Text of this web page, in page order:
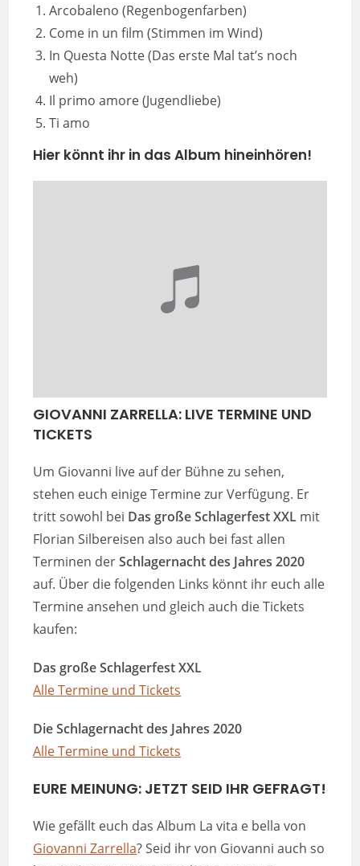
Arcobaleno (Regenbogenfarben)
Come in un film (Stimmen im Wind)
In Questa Notte (Das erste Mal tat’s noch
weh)
Il primo amore (Jugendliebe)
Ti amo
Hier könnt ihr in das Album hineinhören!
GIOVANNI ZARRELLA: LIVE TERMINE UND
TICKETS
Um Giovanni live auf der Bühne zu sehen,
stehen euch einige Termine zur Verfügung. Er
tritt sowohl bei Das große Schlagerfest XXL mit
Florian Silbereisen also auch bei fast allen
Terminen derSchlagernacht des Jahres 2020
auf. Über die folgenden Links könnt ihr euch alle
Termine ansehen und gleich auch die Tickets
kaufen:
Das große Schlagerfest XXL
Alle Termine und Tickets
Die Schlagernacht des Jahres 2020
Alle Termine und Tickets
EURE MEINUNG: JETZT SEID IHR GEFRAGT!
Wie gefällt euch das Album La vita e bella von
Giovanni Zarrella? Seid ihr von Giovanni auch so